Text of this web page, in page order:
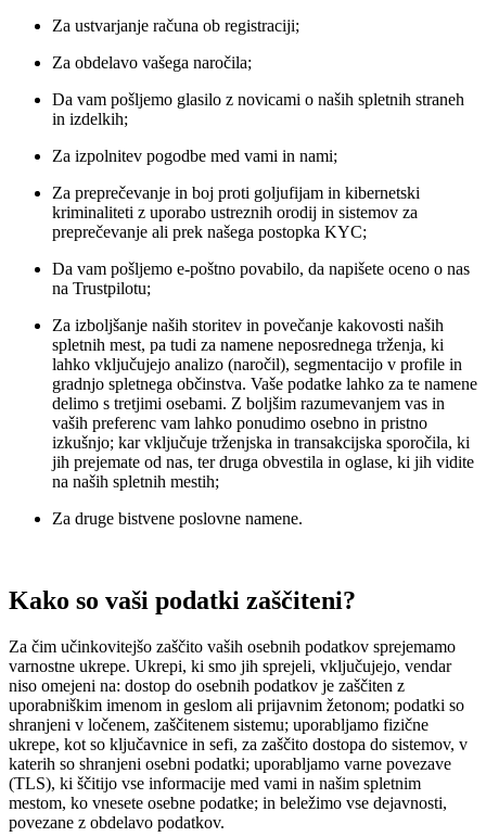
Za ustvarjanje računa ob registraciji;
Za obdelavo vašega naročila;
Da vam pošljemo glasilo z novicami o naših spletnih straneh
in izdelkih;
Za izpolnitev pogodbe med vami in nami;
Za preprečevanje in boj proti goljufijam in kibernetski
kriminaliteti z uporabo ustreznih orodij in sistemov za
preprečevanje ali prek našega postopka KYC;
Da vam pošljemo e-poštno povabilo, da napišete oceno o nas
na Trustpilotu;
Za izboljšanje naših storitev in povečanje kakovosti naših
spletnih mest, pa tudi za namene neposrednega trženja, ki
lahko vključujejo analizo (naročil), segmentacijo v profile in
gradnjo spletnega občinstva. Vaše podatke lahko za te namene
delimo s tretjimi osebami. Z boljšim razumevanjem vas in
vaših preferenc vam lahko ponudimo osebno in pristno
izkušnjo; kar vključuje trženjska in transakcijska sporočila, ki
jih prejemate od nas, ter druga obvestila in oglase, ki jih vidite
na naših spletnih mestih;
Za druge bistvene poslovne namene.
Kako so vaši podatki zaščiteni?
Za čim učinkovitejšo zaščito vaših osebnih podatkov sprejemamo
varnostne ukrepe. Ukrepi, ki smo jih sprejeli, vključujejo, vendar
niso omejeni na: dostop do osebnih podatkov je zaščiten z
uporabniškim imenom in geslom ali prijavnim žetonom; podatki so
shranjeni v ločenem, zaščitenem sistemu; uporabljamo fizične
ukrepe, kot so ključavnice in sefi, za zaščito dostopa do sistemov, v
katerih so shranjeni osebni podatki; uporabljamo varne povezave
(TLS), ki ščitijo vse informacije med vami in našim spletnim
mestom, ko vnesete osebne podatke; in beležimo vse dejavnosti,
povezane z obdelavo podatkov.